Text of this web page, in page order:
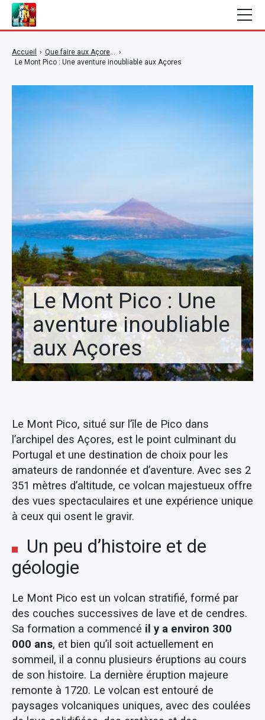
Le Mont Pico : Une
aventure inoubliable
aux Açores
Accueil › Que faire aux Açores ? ›
Le Mont Pico : Une aventure inoubliable aux Açores
Le Mont Pico, situé sur l’île de Pico dans
l’archipel des Açores, est le point culminant du
Portugal et une destination de choix pour les
amateurs de randonnée et d’aventure. Avec ses 2
351 mètres d’altitude, ce volcan majestueux offre
des vues spectaculaires et une expérience unique
à ceux qui osent le gravir.
Un peu d’histoire et de
géologie
Le Mont Pico est un volcan stratifié, formé par
des couches successives de lave et de cendres.
Sa formation a commencé il y a environ 300
000 ans, et bien qu’il soit actuellement en
sommeil, il a connu plusieurs éruptions au cours
de son histoire. La dernière éruption majeure
remonte à 1720. Le volcan est entouré de
paysages volcaniques uniques, avec des coulées
Centre du Portugal
Nord du Portugal
Conseils voyage